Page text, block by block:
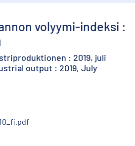
volyymi-indeksi :
: 2019, juli
output : 2019, July